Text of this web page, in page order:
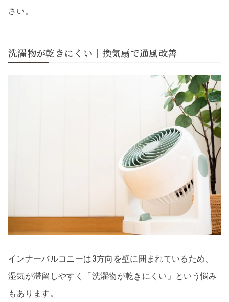
さい。
洗濯物が乾きにくい｜換気扇で通風改善
インナーバルコニーは3方向を壁に囲まれているため、
湿気が滞留しやすく「洗濯物が乾きにくい」という悩み
もあります。